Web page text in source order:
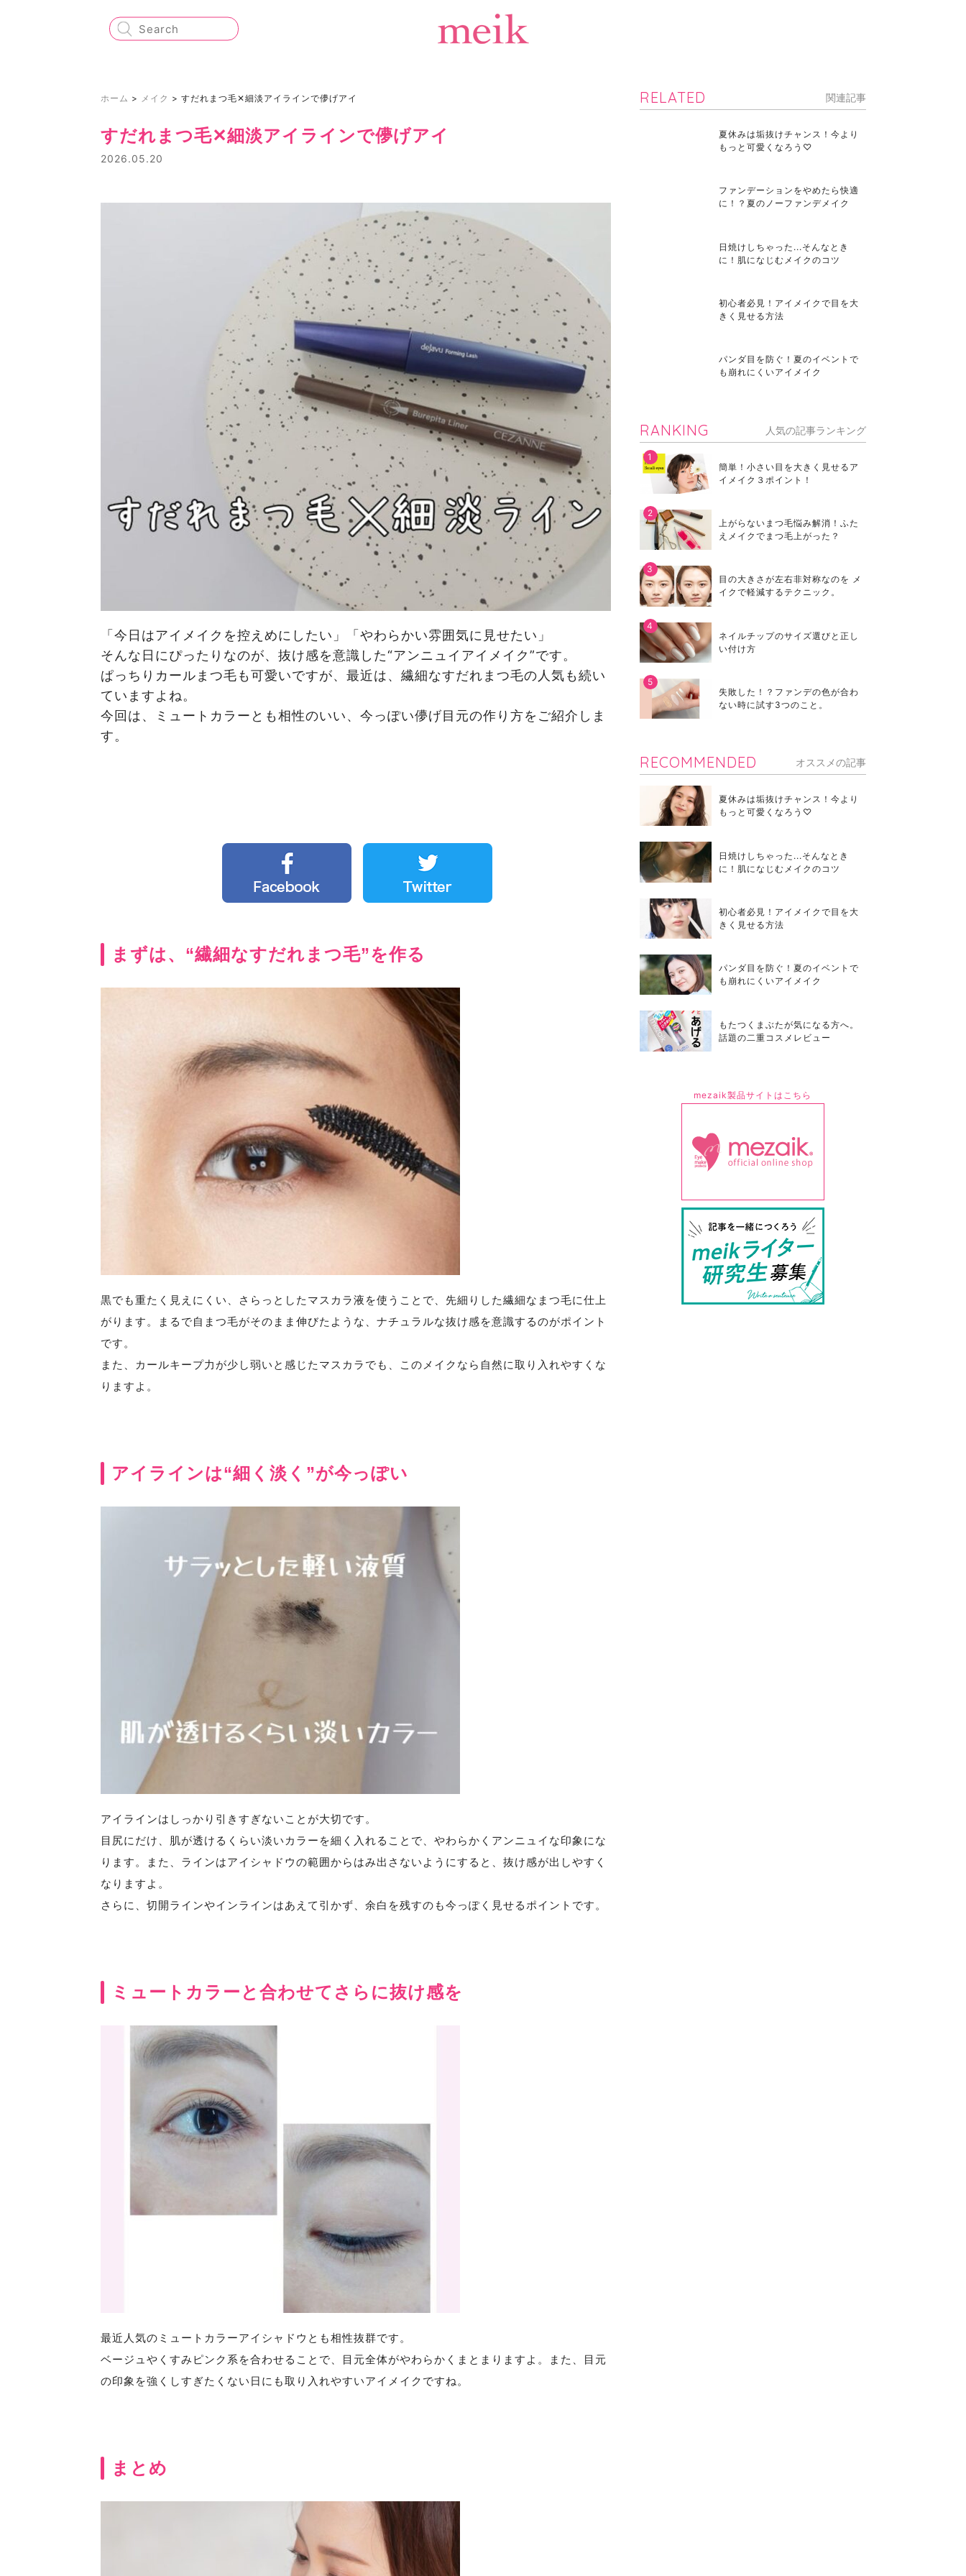
ホーム > メイク > すだれまつ毛✕細淡アイラインで儚げアイ
すだれまつ毛✕細淡アイラインで儚げアイ
2026.05.20
「今日はアイメイクを控えめにしたい」「やわらかい雰囲気に見せたい」
そんな日にぴったりなのが、抜け感を意識した“アンニュイアイメイク”です。
ぱっちりカールまつ毛も可愛いですが、最近は、繊細なすだれまつ毛の人気も続い
ていますよね。
今回は、ミュートカラーとも相性のいい、今っぽい儚げ目元の作り方をご紹介しま
す。
まずは、“繊細なすだれまつ毛”を作る
黒でも重たく見えにくい、さらっとしたマスカラ液を使うことで、先細りした繊細なまつ毛に仕上
がります。まるで自まつ毛がそのまま伸びたような、ナチュラルな抜け感を意識するのがポイント
です。
また、カールキープ力が少し弱いと感じたマスカラでも、このメイクなら自然に取り入れやすくな
りますよ。
アイラインは“細く淡く”が今っぽい
アイラインはしっかり引きすぎないことが大切です。
目尻にだけ、肌が透けるくらい淡いカラーを細く入れることで、やわらかくアンニュイな印象にな
ります。また、ラインはアイシャドウの範囲からはみ出さないようにすると、抜け感が出しやすく
なりますよ。
さらに、切開ラインやインラインはあえて引かず、余白を残すのも今っぽく見せるポイントです。
ミュートカラーと合わせてさらに抜け感を
最近人気のミュートカラーアイシャドウとも相性抜群です。
ベージュやくすみピンク系を合わせることで、目元全体がやわらかくまとまりますよ。また、目元
の印象を強くしすぎたくない日にも取り入れやすいアイメイクですね。
まとめ
RELATED 関連記事
夏休みは垢抜けチャンス！今より
もっと可愛くなろう♡
ファンデーションをやめたら快適
に！？夏のノーファンデメイク
日焼けしちゃった...そんなとき
に！肌になじむメイクのコツ
初心者必見！アイメイクで目を大
きく見せる方法
パンダ目を防ぐ！夏のイベントで
も崩れにくいアイメイク
RANKING 人気の記事ランキング
簡単！小さい目を大きく見せるア
イメイク３ポイント！
上がらないまつ毛悩み解消！ふた
えメイクでまつ毛上がった？
目の大きさが左右非対称なのを メ
イクで軽減するテクニック。
ネイルチップのサイズ選びと正し
い付け方
失敗した！？ファンデの色が合わ
ない時に試す3つのこと。
RECOMMENDED オススメの記事
夏休みは垢抜けチャンス！今より
もっと可愛くなろう♡
日焼けしちゃった...そんなとき
に！肌になじむメイクのコツ
初心者必見！アイメイクで目を大
きく見せる方法
パンダ目を防ぐ！夏のイベントで
も崩れにくいアイメイク
もたつくまぶたが気になる方へ。
話題の二重コスメレビュー
mezaik製品サイトはこちら